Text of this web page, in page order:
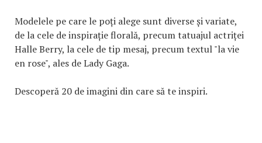
Modelele pe care le poți alege sunt diverse și variate,
de la cele de inspirație florală, precum tatuajul actriței
Halle Berry, la cele de tip mesaj, precum textul "la vie
en rose", ales de Lady Gaga.
Descoperă 20 de imagini din care să te inspiri.